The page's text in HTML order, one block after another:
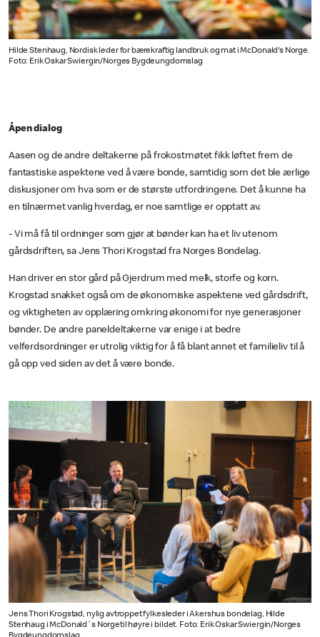
Hilde Stenhaug, Nordisk leder for bærekraftig landbruk og mat i McDonald's Norge.
Foto: Erik Oskar Swiergin/Norges Bygdeungdomslag
Åpen dialog
Aasen og de andre deltakerne på frokostmøtet fikk løftet frem de
fantastiske aspektene ved å være bonde, samtidig som det ble ærlige
diskusjoner om hva som er de største utfordringene. Det å kunne ha
en tilnærmet vanlig hverdag, er noe samtlige er opptatt av.
- Vi må få til ordninger som gjør at bønder kan ha et liv utenom
gårdsdriften, sa Jens Thori Krogstad fra Norges Bondelag.
Han driver en stor gård på Gjerdrum med melk, storfe og korn.
Krogstad snakket også om de økonomiske aspektene ved gårdsdrift,
og viktigheten av opplæring omkring økonomi for nye generasjoner
bønder. De andre paneldeltakerne var enige i at bedre
velferdsordninger er utrolig viktig for å få blant annet et familieliv til å
gå opp ved siden av det å være bonde.
Jens Thori Krogstad, nylig avtroppet fylkesleder i Akershus bondelag, Hilde
Stenhaug i McDonald´s Norgetil høyre i bildet. Foto: Erik Oskar Swiergin/Norges